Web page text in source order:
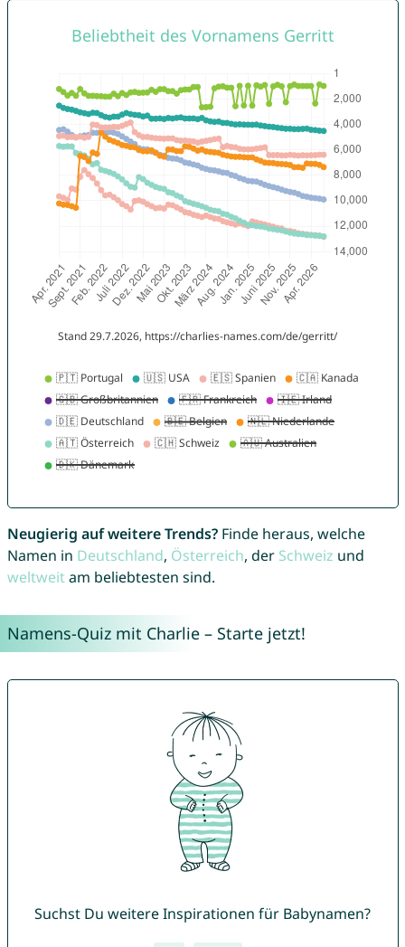
Neugierig auf weitere Trends?Finde heraus, welche
Namen in Deutschland, Österreich, der Schweiz und
weltweitam beliebtesten sind.
Namens-Quiz mit Charlie – Starte jetzt!
Suchst Du weitere Inspirationen für Babynamen?